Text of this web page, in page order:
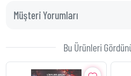
Müşteri Yorumları
Bu Ürünleri